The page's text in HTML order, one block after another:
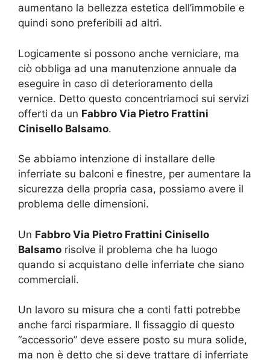
aumentano la bellezza estetica dell’immobile e
quindi sono preferibili ad altri.
Logicamente si possono anche verniciare, ma
ciò obbliga ad una manutenzione annuale da
eseguire in caso di deterioramento della
vernice. Detto questo concentriamoci sui servizi
offerti da un Fabbro Via Pietro Frattini
Cinisello Balsamo.
Se abbiamo intenzione di installare delle
inferriate su balconi e finestre, per aumentare la
sicurezza della propria casa, possiamo avere il
problema delle dimensioni.
Un Fabbro Via Pietro Frattini Cinisello
Balsamo risolve il problema che ha luogo
quando si acquistano delle inferriate che siano
commerciali.
Un lavoro su misura che a conti fatti potrebbe
anche farci risparmiare. Il fissaggio di questo
“accessorio” deve essere posto su mura solide,
ma non è detto che si deve trattare di inferriate